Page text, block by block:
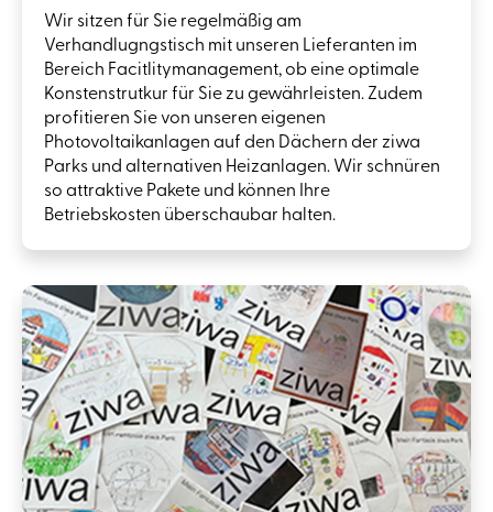
Wir sitzen für Sie regelmäßig am
Verhandlugngstisch mit unseren Lieferanten im
Bereich Facitlitymanagement, ob eine optimale
Konstenstrutkur für Sie zu gewährleisten. Zudem
profitieren Sie von unseren eigenen
Photovoltaikanlagen auf den Dächern der ziwa
Parks und alternativen Heizanlagen. Wir schnüren
so attraktive Pakete und können Ihre
Betriebskosten überschaubar halten.